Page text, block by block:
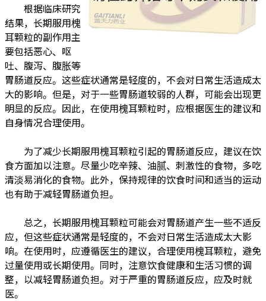
根据临床研究
结果，长期服用槐
耳颗粒的副作用主
要包括恶心、呕
吐、腹泻、腹胀等
胃肠道反应。这些症状通常是轻度的，不会对日常生活造成太
大的影响。但是，对于一些胃肠道较弱的人群，可能会出现更
明显的反应。因此，在使用槐耳颗粒时，应根据医生的建议和
自身情况合理使用。
为了减少长期服用槐耳颗粒引起的胃肠道反应，建议在饮
食方面加以注意。尽量少吃辛辣、油腻、刺激性的食物，多吃
清淡易消化的食物。此外，保持规律的饮食时间和适当的运动
也有助于减轻胃肠道负担。
总之，长期服用槐耳颗粒可能会对胃肠道产生一些不适反
应，但这些症状通常是轻度的，不会对日常生活造成太大影
响。在使用时，应遵循医生的建议，合理使用槐耳颗粒，避免
过量使用或长期使用。同时，注意饮食健康和生活习惯的调
整，以减轻胃肠道负担。对于严重的胃肠道反应，应及时就
医。